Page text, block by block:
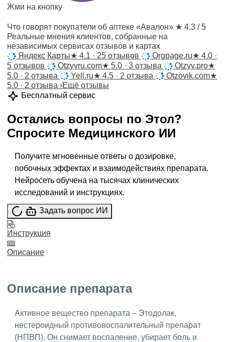
Жми на кнопку
Что говорят покупатели об аптеке «Авалон» ★ 4.3 / 5
Реальные мнения клиентов, собранные на
независимых сервисах отзывов и картах
Яндекс Карты★ 4.1 · 25 отзывов Orgpage.ru★ 4.0 ·
5 отзывов
Otzyvru.com★ 5.0 · 3 отзыва Otzyv.pro★
5.0 · 2 отзыва
Yell.ru★ 4.5 · 2 отзыва Otzovik.com★
5.0 · 2 отзыва ›Ещё отзывы
Бесплатный сервис
Остались вопросы по Этол?
Спросите Медицинского ИИ
Получите мгновенные ответы о дозировке,
побочных эффектах и взаимодействиях препарата.
Нейросеть обучена на тысячах клинических
исследований и инструкциях.
Задать вопрос ИИ
Инструкция
Описание
Описание препарата
Активное вещество препарата – Этодолак,
нестероидный противовоспалительный препарат
(НПВП). Он снимает воспаление, убирает боль и